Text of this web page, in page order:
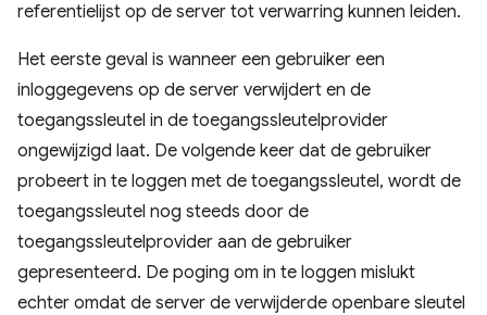
referentielijst op de server tot verwarring kunnen leiden.
Het eerste geval is wanneer een gebruiker een
inloggegevens op de server verwijdert en de
toegangssleutel in de toegangssleutelprovider
ongewijzigd laat. De volgende keer dat de gebruiker
probeert in te loggen met de toegangssleutel, wordt de
toegangssleutel nog steeds door de
toegangssleutelprovider aan de gebruiker
gepresenteerd. De poging om in te loggen mislukt
echter omdat de server de verwijderde openbare sleutel